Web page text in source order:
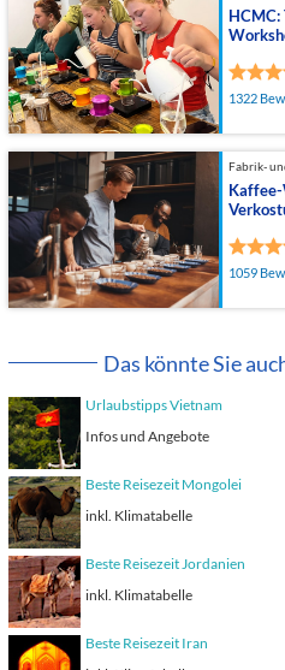
1322
Fabrik-
1059
Das könnte Sie
Urlaubstipps Vietnam
Infos und Angebote
Beste Reisezeit Mongolei
inkl. Klimatabelle
Beste Reisezeit Jordanien
inkl. Klimatabelle
Beste Reisezeit Iran